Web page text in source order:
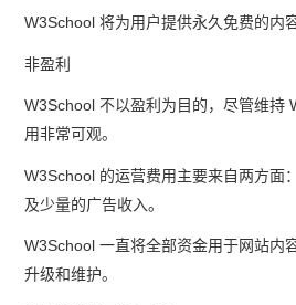
W3School 将为用户提供永久免费的内
非盈利
W3School 不以盈利为目的，尽管维持
用非常可观。
W3School 的运营费用主要来自两方面
及少量的广告收入。
W3School 一直将全部资金用于网站内
升级和维护。